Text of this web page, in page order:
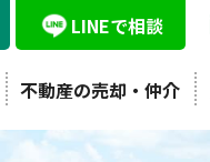
LINEで相談
不動産の売却・仲介